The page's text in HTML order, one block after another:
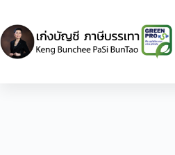
content